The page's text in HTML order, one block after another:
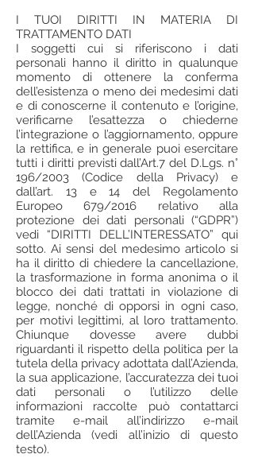
I TUOI DIRITTI IN MATERIA DI
TRATTAMENTO DATI
I soggetti cui si riferiscono i dati
personali hanno il diritto in qualunque
momento di ottenere la conferma
dell’esistenza o meno dei medesimi dati
e di conoscerne il contenuto e l’origine,
verificarne l’esattezza o chiederne
l’integrazione o l’aggiornamento, oppure
la rettifica, e in generale puoi esercitare
tutti i diritti previsti dall’Art.7 del D.Lgs. n°
196/2003 (Codice della Privacy) e
dall’art. 13 e 14 del Regolamento
Europeo 679/2016 relativo alla
protezione dei dati personali (“GDPR”)
vedi “DIRITTI DELL’INTERESSATO” qui
sotto. Ai sensi del medesimo articolo si
ha il diritto di chiedere la cancellazione,
la trasformazione in forma anonima o il
blocco dei dati trattati in violazione di
legge, nonché di opporsi in ogni caso,
per motivi legittimi, al loro trattamento.
Chiunque dovesse avere dubbi
riguardanti il rispetto della politica per la
tutela della privacy adottata dall’Azienda,
la sua applicazione, l’accuratezza dei tuoi
dati personali o l’utilizzo delle
informazioni raccolte può contattarci
tramite e-mail all’indirizzo e-mail
dell’Azienda (vedi all’inizio di questo
testo).